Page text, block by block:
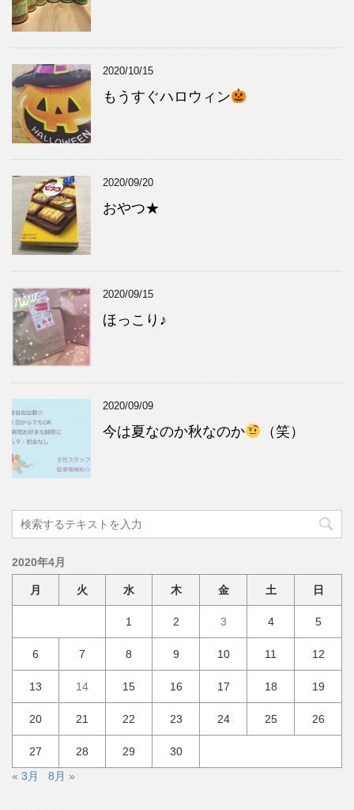
2020/10/15
もうすぐハロウィン
2020/09/20
おやつ★
2020/09/15
ほっこり♪
2020/09/09
今は夏なのか秋なのか （笑）
2020年4月
月 火 水 木 金 土 日
1 2 3 4 5
6 7 8 9 10 11 12
13 14 15 16 17 18 19
20 21 22 23 24 25 26
27 28 29
30
« 3月
8月 »